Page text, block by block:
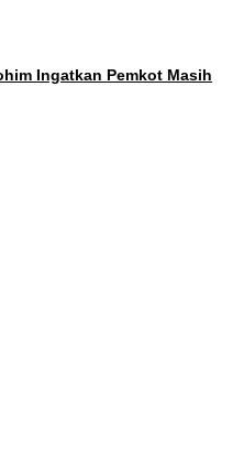
Ingatkan Pemkot Masih